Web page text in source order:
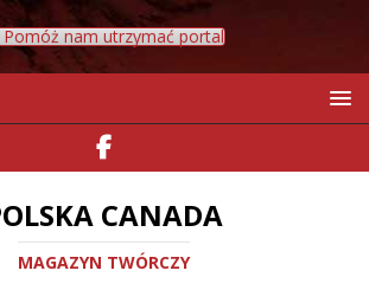
Pomóż nam utrzymać portal
CANADA
MAGAZYN TWÓRCZY